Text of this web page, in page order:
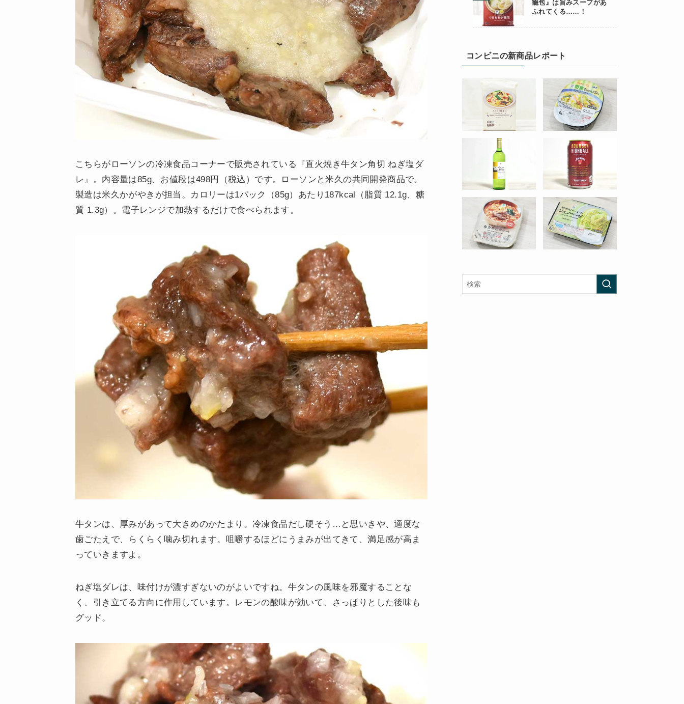
こちらがローソンの冷凍食品コーナーで販売されている『直火焼き牛タン角切 ねぎ塩ダ
レ』。内容量は85g、お値段は498円（税込）です。ローソンと米久の共同開発商品で、
製造は米久かがやきが担当。カロリーは1パック（85g）あたり187kcal（脂質 12.1g、糖
質 1.3g）。電子レンジで加熱するだけで食べられます。
牛タンは、厚みがあって大きめのかたまり。冷凍食品だし硬そう…と思いきや、適度な
歯ごたえで、らくらく噛み切れます。咀嚼するほどにうまみが出てきて、満足感が高ま
っていきますよ。
ねぎ塩ダレは、味付けが濃すぎないのがよいですね。牛タンの風味を邪魔することな
く、引き立てる方向に作用しています。レモンの酸味が効いて、さっぱりとした後味も
グッド。
籠包』は旨みスープがあ
ふれてくる……！
コンビニの新商品レポート